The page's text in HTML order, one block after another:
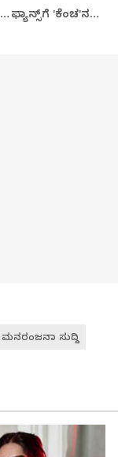
ಫ್ಯಾನ್ಸ್‌ಗೆ 'ಕೆಂಚ'ನ
ಮನರಂಜನಾ ಸುದ್ದಿ